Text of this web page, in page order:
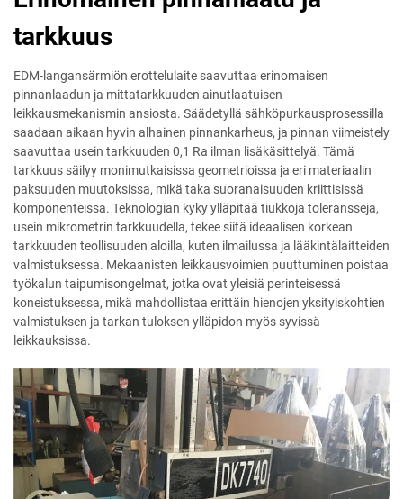
tarkkuus
EDM-langansärmiön erottelulaite saavuttaa erinomaisen
pinnanlaadun ja mittatarkkuuden ainutlaatuisen
leikkausmekanismin ansiosta. Säädetyllä sähköpurkausprosessilla
saadaan aikaan hyvin alhainen pinnankarheus, ja pinnan viimeistely
saavuttaa usein tarkkuuden 0,1 Ra ilman lisäkäsittelyä. Tämä
tarkkuus säilyy monimutkaisissa geometrioissa ja eri materiaalin
paksuuden muutoksissa, mikä taka suoranaisuuden kriittisissä
komponenteissa. Teknologian kyky ylläpitää tiukkoja toleransseja,
usein mikrometrin tarkkuudella, tekee siitä ideaalisen korkean
tarkkuuden teollisuuden aloilla, kuten ilmailussa ja lääkintälaitteiden
valmistuksessa. Mekaanisten leikkausvoimien puuttuminen poistaa
työkalun taipumisongelmat, jotka ovat yleisiä perinteisessä
koneistuksessa, mikä mahdollistaa erittäin hienojen yksityiskohtien
valmistuksen ja tarkan tuloksen ylläpidon myös syvissä
leikkauksissa.